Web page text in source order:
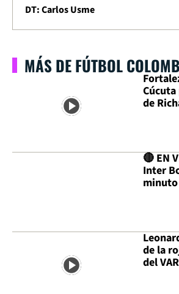
DT: Carlos Usme
MÁS DE FÚTBOL
de
🔴 EN
Inter
minuto
de la
del